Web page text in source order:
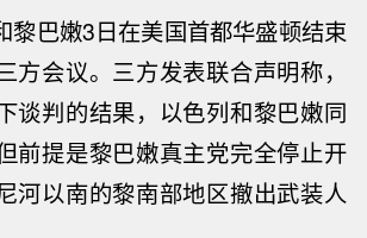
黎巴嫩3日在美国首都华盛顿结束
方会议。三方发表联合声明称，
谈判的结果，以色列和黎巴嫩同
前提是黎巴嫩真主党完全停止开
河以南的黎南部地区撤出武装人